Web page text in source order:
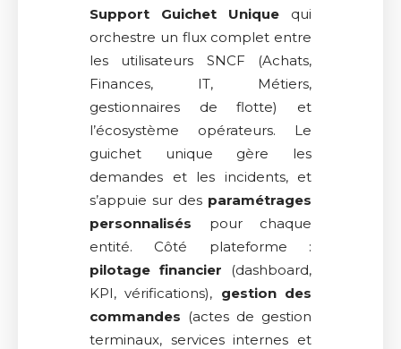
Support Guichet Unique qui
orchestre un flux complet entre
les utilisateurs SNCF (Achats,
Finances, IT, Métiers,
gestionnaires de flotte) et
l’écosystème opérateurs. Le
guichet unique gère les
demandes et les incidents, et
s’appuie sur des paramétrages
personnalisés pour chaque
entité. Côté plateforme :
pilotage financier (dashboard,
KPI, vérifications), gestion des
commandes (actes de gestion
terminaux, services internes et